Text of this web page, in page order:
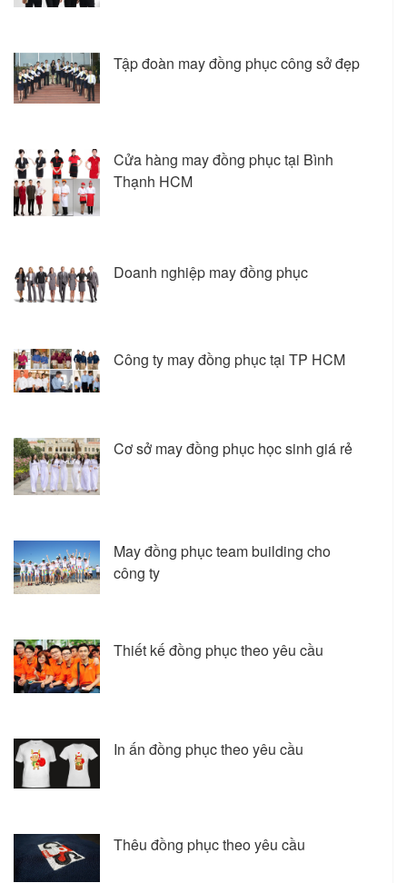
Tập đoàn may đồng phục công sở đẹp
Cửa hàng may đồng phục tại Bình
Thạnh HCM
Doanh nghiệp may đồng phục
Công ty may đồng phục tại TP HCM
Cơ sở may đồng phục học sinh giá rẻ
May đồng phục team building cho
công ty
Thiết kế đồng phục theo yêu cầu
In ấn đồng phục theo yêu cầu
Thêu đồng phục theo yêu cầu